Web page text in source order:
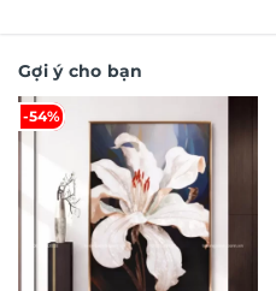
Gợi ý cho bạn
-54%